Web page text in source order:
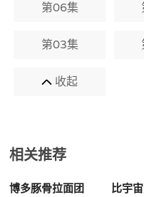
第06集
第03集
收起
相关推荐
博多豚骨拉面团 比宇